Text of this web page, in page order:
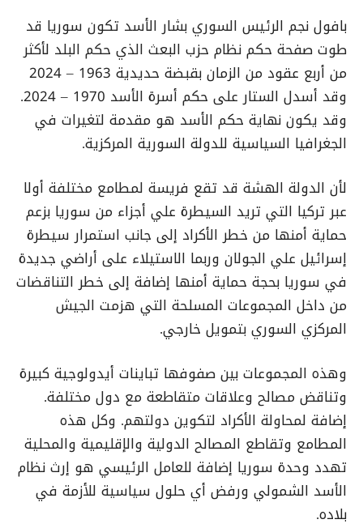
بافول نجم الرئيس السوري بشار الأسد تكون سوريا قد
طوت صفحة حكم نظام حزب البعث الذي حكم البلد لأكثر
من أربع عقود من الزمان بقبضة حديدية 1963 – 2024
وقد أسدل الستار على حكم أسرة الأسد 1970 – 2024.
وقد يكون نهاية حكم الأسد هو مقدمة لتغيرات في
الجغرافيا السياسية للدولة السورية المركزية.
لأن الدولة الهشة قد تقع فريسة لمطامع مختلفة أولا
عبر تركيا التي تريد السيطرة علي أجزاء من سوريا بزعم
حماية أمنها من خطر الأكراد إلى جانب استمرار سيطرة
إسرائيل علي الجولان وربما الاستيلاء على أراضي جديدة
في سوريا بحجة حماية أمنها إضافة إلى خطر التناقضات
من داخل المجموعات المسلحة التي هزمت الجيش
المركزي السوري بتمويل خارجي.
وهذه المجموعات بين صفوفها تباينات أيدولوجية كبيرة
وتناقض مصالح وعلاقات متقاطعة مع دول مختلفة.
إضافة لمحاولة الأكراد لتكوين دولتهم. وكل هذه
المطامع وتقاطع المصالح الدولية والإقليمية والمحلية
تهدد وحدة سوريا إضافة للعامل الرئيسي هو إرث نظام
الأسد الشمولي ورفض أي حلول سياسية للأزمة في
بلاده.